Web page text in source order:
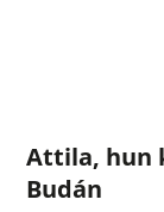
Attila, hun
Budán